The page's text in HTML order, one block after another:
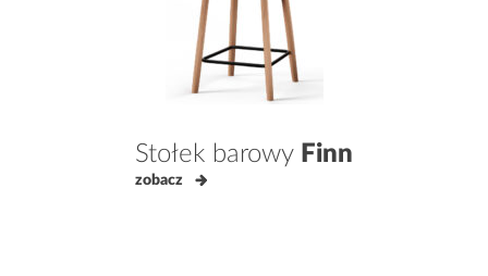
Stołek barowy Finn
zobacz